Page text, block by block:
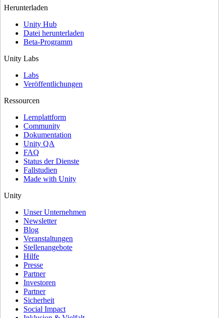
Herunterladen
Unity Hub
Datei herunterladen
Beta-Programm
Unity Labs
Labs
Veröffentlichungen
Ressourcen
Lernplattform
Community
Dokumentation
Unity QA
FAQ
Status der Dienste
Fallstudien
Made with Unity
Unity
Unser Unternehmen
Newsletter
Blog
Veranstaltungen
Stellenangebote
Hilfe
Presse
Partner
Investoren
Partner
Sicherheit
Social Impact